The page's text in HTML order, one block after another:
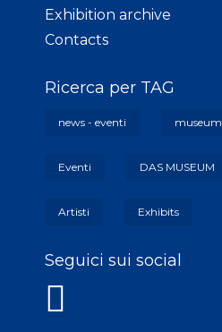
Exhibition archive
Contacts
Ricerca per TAG
news - eventi museum
Eventi DAS MUSEUM
Artisti Exhibits
Seguici sui social